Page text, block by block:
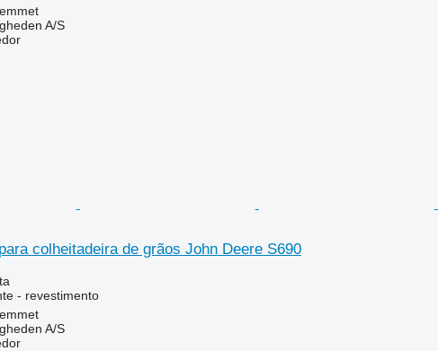
A/S
colheitadeira de grãos John Deere S690
- revestimento
A/S